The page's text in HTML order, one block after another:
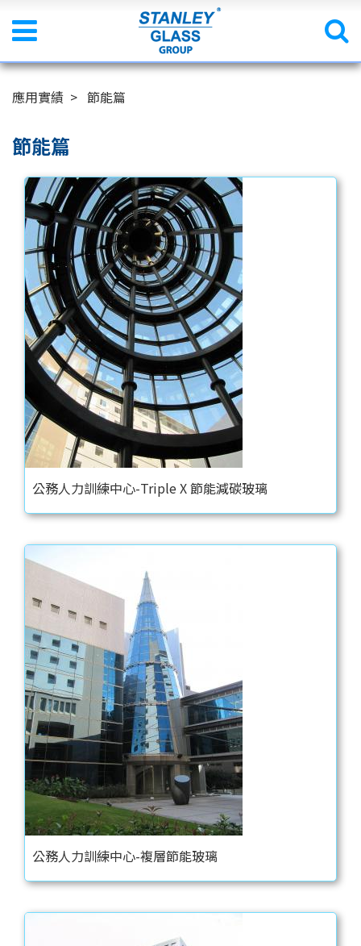
應用實績 節能篇
節能篇
公務人力訓練中心-Triple X 節能減碳玻璃
公務人力訓練中心-複層節能玻璃